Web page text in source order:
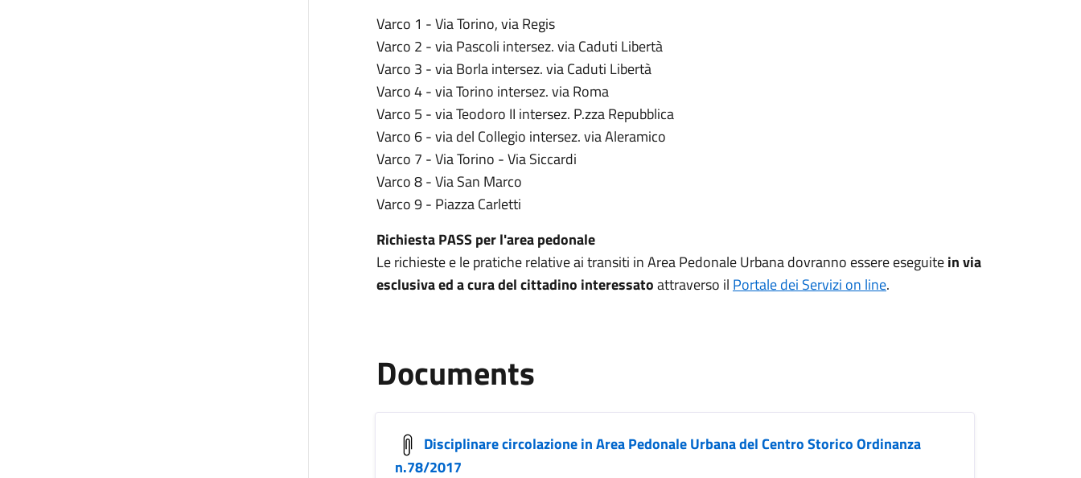
Varco 1 - Via Torino, via Regis
Varco 2 - via Pascoli intersez. via Caduti Libertà
Varco 3 - via Borla intersez. via Caduti Libertà
Varco 4 - via Torino intersez. via Roma
Varco 5 - via Teodoro II intersez. P.zza Repubblica
Varco 6 - via del Collegio intersez. via Aleramico
Varco 7 - Via Torino - Via Siccardi
Varco 8 - Via San Marco
Varco 9 - Piazza Carletti
Richiesta PASS per l'area pedonale
Le richieste e le pratiche relative ai transiti in Area Pedonale Urbana dovranno essere eseguitein via
esclusiva ed acura del cittadino interessatoattraverso il Portale dei Servizi on line.
Documents
Disciplinare circolazione in Area Pedonale Urbana del Centro Storico Ordinanza
n.78/2017